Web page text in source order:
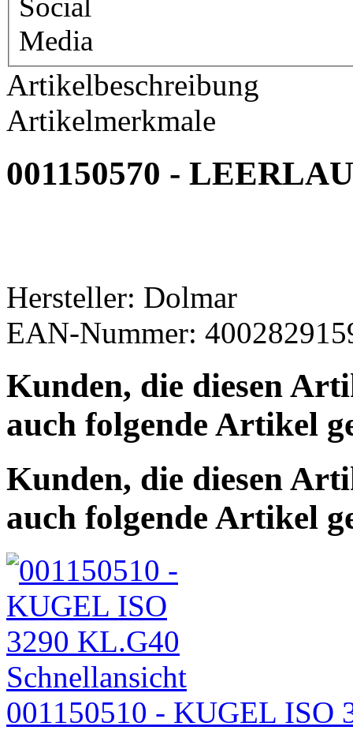
Artikelbeschreibung
Artikelmerkmale
001150570 -
Hersteller: Dolmar
EAN-Nummer:
Kunden, die diesen
auch folgende Artikel
Kunden, die diesen
auch folgende Artikel
Schnellansicht
001150510 - KUGEL ISO